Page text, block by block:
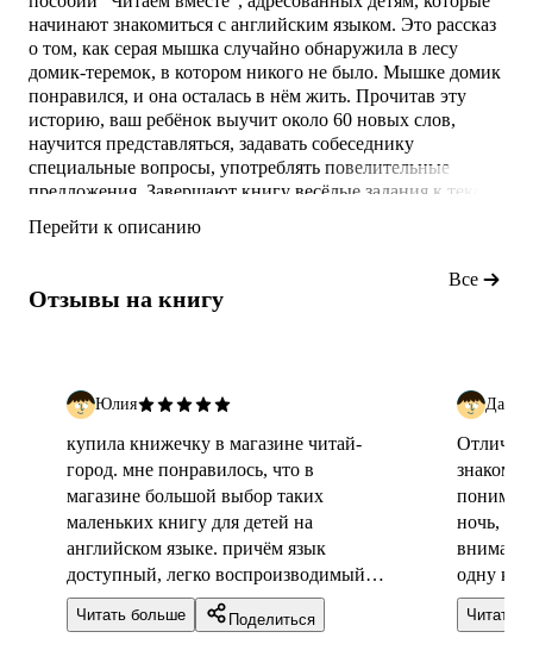
начинают знакомиться с английским языком. Это рассказ
о том, как серая мышка случайно обнаружила в лесу
домик-теремок, в котором никого не было. Мышке домик
понравился, и она осталась в нём жить. Прочитав эту
историю, ваш ребёнок выучит около 60 новых слов,
научится представляться, задавать собеседнику
специальные вопросы, употреблять повелительные
предложения. Завершают книгу весёлые задания к тексту
слова с транскрипцией. Пособие адресовано учащимся 3
Перейти к описанию
Отзывы на книгу
Все
Юлия
купила книжечку в магазине читай-
город. мне понравилось, что в
магазине большой выбор таких
маленьких книгу для детей на
английском языке. причём язык
доступный, легко воспроизводимый
ещё через яркие картинки легко
воспринимаемый. в общем, мы
Читать больше Поделиться
Дарья
ночь,
одну
Читать